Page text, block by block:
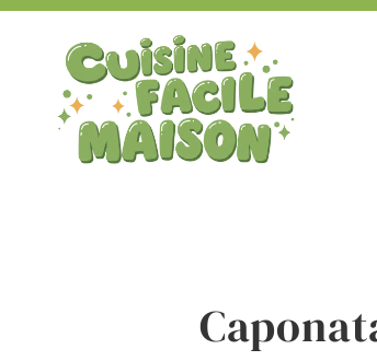
Aller
contenu